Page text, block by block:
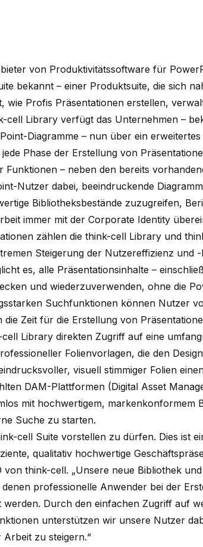
von Produktivitätssoftware für
bekannt – einer Produktsuite, die sich
wie Profis Präsentationen erstellen,
cell Library verfügt das Unternehmen –
Diagramme – nun über ein
Phase der Erstellung von
Funktionen – neben den bereits
Nutzer dabei, beeindruckende
Bibliotheksbestände zuzugreifen,
immer mit der Corporate Identity
zählen die think-cell Library und
Steigerung der Nutzereffizienz und
es, alle Präsentationsinhalte –
und wiederzuverwenden, ohne die
Suchfunktionen können Nutzer
Zeit für die Erstellung von
cell Library direkten Zugriff auf eine
Folienvorlagen, die den
visuell stimmiger Folien
DAM-Plattformen (Digital Asset
mit hochwertigem, markenkonformem
Suche zu starten.
cell Suite vorstellen zu dürfen. Dies ist
qualitativ hochwertige
von think-cell. „Unsere neue Bibliothek
professionelle Anwender bei der
Durch den einfachen Zugriff auf
unterstützen wir unsere Nutzer
Arbeit zu steigern.“